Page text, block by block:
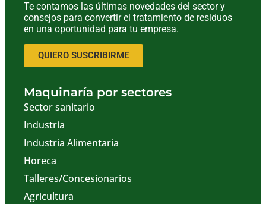
Te contamos las últimas novedades del sector y
consejos para convertir el tratamiento de residuos
en una oportunidad para tu empresa.
QUIERO SUSCRIBIRME
Maquinaría por sectores
Sector sanitario
Industria
Industria Alimentaria
Horeca
Talleres/Concesionarios
Agricultura